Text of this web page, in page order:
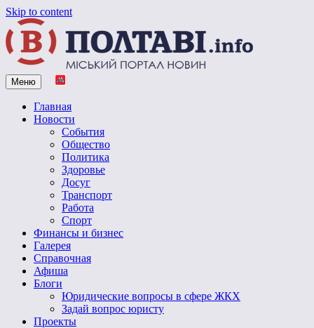
Skip to content
Vpoltave.info
Полтавский портал новостей
Меню
Главная
Новости
События
Общество
Политика
Здоровье
Досуг
Транспорт
Работа
Спорт
Финансы и бизнес
Галерея
Справочная
Афиша
Блоги
Юридические вопросы в сфере ЖКХ
Задай вопрос юристу
Проекты